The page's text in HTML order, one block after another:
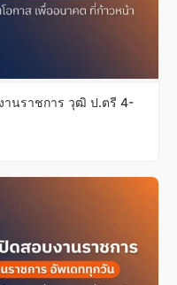
านราชการ วุฒิ ป.ตรี 4-